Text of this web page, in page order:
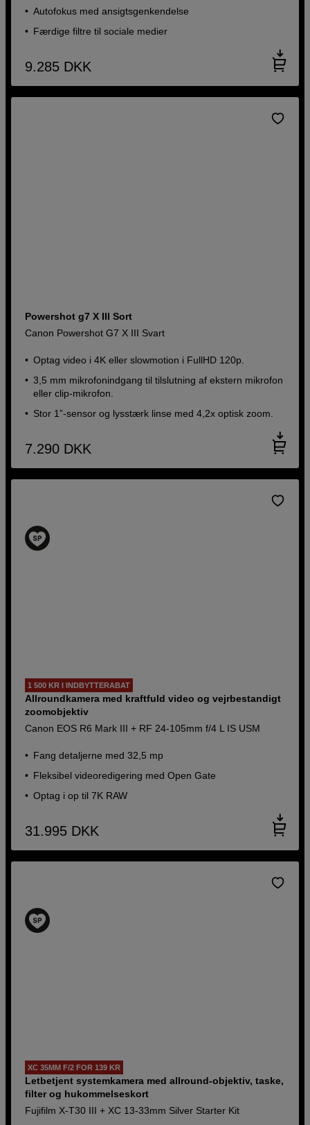
Autofokus med ansigtsgenkendelse
Færdige filtre til sociale medier
9.285 DKK
Powershot g7 X III Sort
Canon Powershot G7 X III Svart
Optag video i 4K eller slowmotion i FullHD 120p.
3,5 mm mikrofonindgang til tilslutning af ekstern mikrofon
eller clip-mikrofon.
Stor 1”-sensor og lysstærk linse med 4,2x optisk zoom.
7.290 DKK
1 500 KR I INDBYTTERABAT
Allroundkamera med kraftfuld video og vejrbestandigt
zoomobjektiv
Canon EOS R6 Mark III + RF 24-105mm f/4 L IS USM
Fang detaljerne med 32,5 mp
Fleksibel videoredigering med Open Gate
Optag i op til 7K RAW
31.995 DKK
XC 35MM F/2 FOR 139 KR
Letbetjent systemkamera med allround-objektiv, taske,
filter og hukommelseskort
Fujifilm X-T30 III + XC 13-33mm Silver Starter Kit